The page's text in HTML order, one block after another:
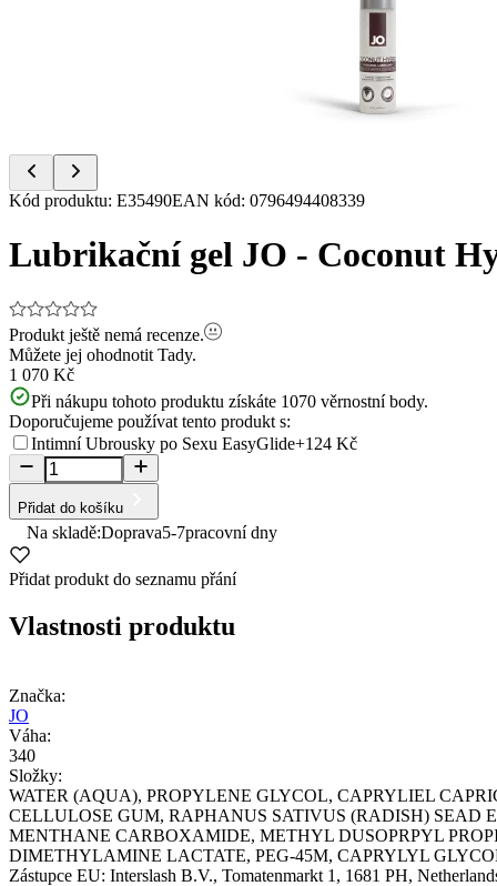
Item
of
Kód produktu: E35490EAN kód: 0796494408339
Lubrikační gel JO - Coconut
Produkt ještě nemá recenze.
Můžete jej ohodnotit Tady.
1 070 Kč
Při nákupu tohoto produktu získáte 1070 věrnostní body.
Doporučujeme používat tento produkt s:
Intimní Ubrousky po Sexu EasyGlide+124 Kč
Přidat do košíku
Na skladě:Doprava5-7pracovní dny
Přidat produkt do seznamu přání
Vlastnosti produktu
Značka:
JO
Váha:
340
Složky:
WATER (AQUA), PROPYLENE GLYCOL, CAPRYLIEL
CELLULOSE GUM, RAPHANUS SATIVUS (RADISH) SEAD
MENTHANE CARBOXAMIDE, METHYL DUSOPRPYL
DIMETHYLAMINE LACTATE, PEG-45M, CAPRYLYL
Zástupce EU: Interslash B.V., Tomatenmarkt 1 , 1681 PH,